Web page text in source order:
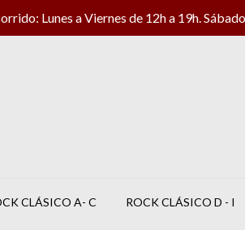
Lunes a Viernes de 12h a 19h.
CLÁSICO A- C ROCK CLÁSICO D - I